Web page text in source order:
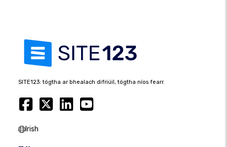
SITE123: tógtha ar bhealach difriúil, tógtha níos fearr.
Irish